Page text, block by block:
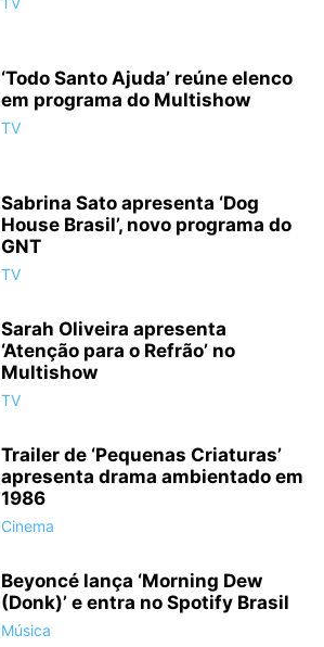
‘Todo Santo Ajuda’ reúne elenco
em programa do Multishow
TV
Sabrina Sato apresenta ‘Dog
House Brasil’, novo programa do
GNT
TV
Sarah Oliveira apresenta
‘Atenção para o Refrão’ no
Multishow
TV
Trailer de ‘Pequenas Criaturas’
apresenta drama ambientado em
1986
Cinema
Beyoncé lança ‘Morning Dew
(Donk)’ e entra no Spotify Brasil
Música